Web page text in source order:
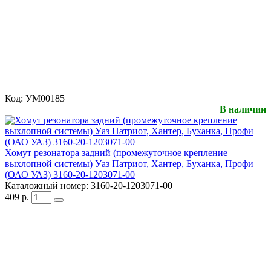
Код: УМ00185
В наличии
Хомут резонатора задний (промежуточное крепление
выхлопной системы) Уаз Патриот, Хантер, Буханка, Профи
(ОАО УАЗ) 3160-20-1203071-00
Каталожный номер: 3160-20-1203071-00
409 р.